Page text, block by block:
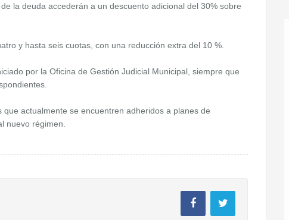
la deuda accederán a un descuento adicional del 30% sobre
y hasta seis cuotas, con una reducción extra del 10 %.
por la Oficina de Gestión Judicial Municipal, siempre que
actualmente se encuentren adheridos a planes de
nuevo régimen.